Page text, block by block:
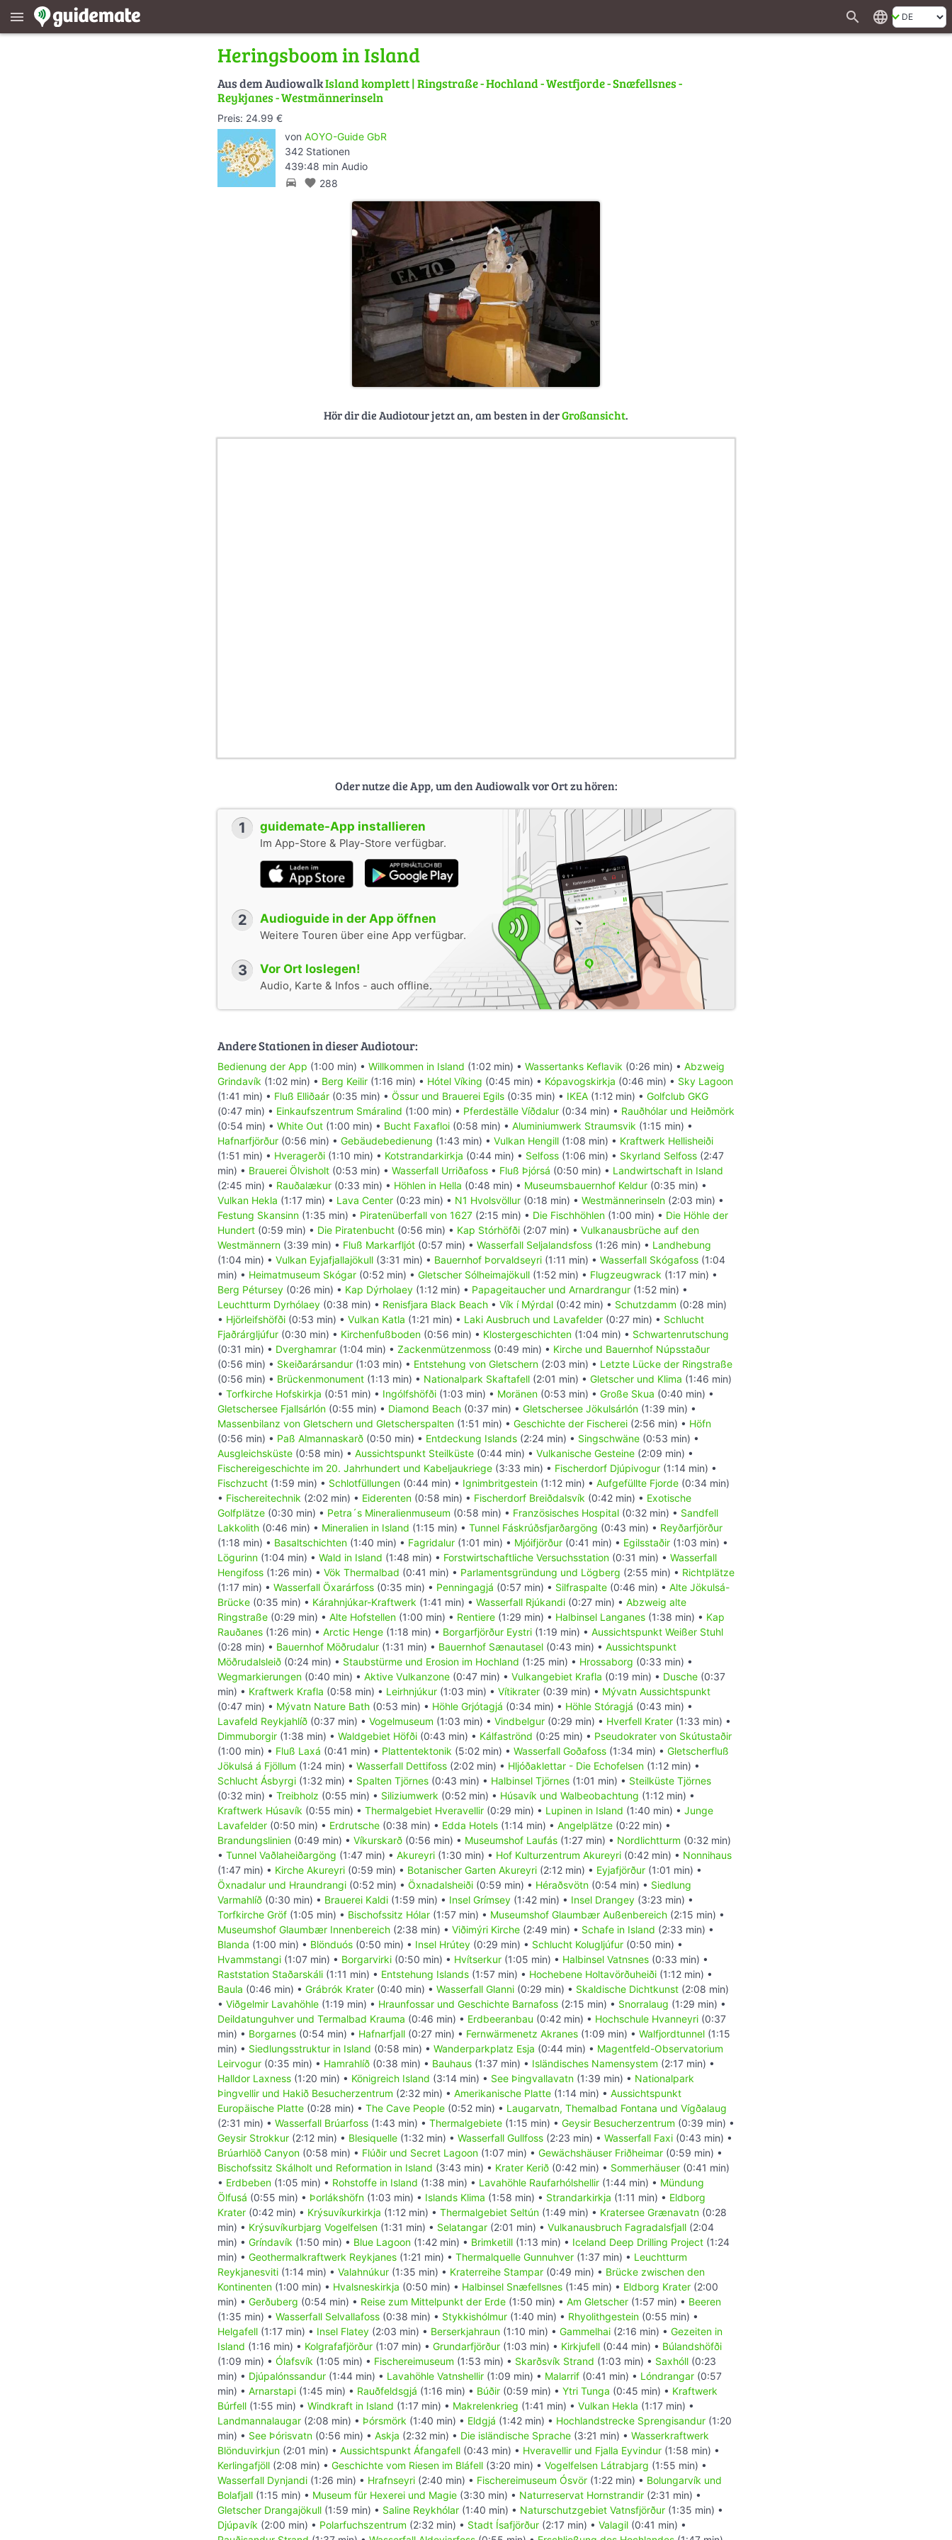
menu search language
Heringsboom in Island
Aus dem AudiowalkIsland komplett | Ringstraße - Hochland - Westfjorde - Snæfellsnes -
Reykjanes - Westmännerinseln
Preis: 24.99 €
von AOYO-Guide GbR
342 Stationen
439:48 min Audio
directions_car favorite 288
Hör dir die Audiotour jetzt an, am besten in derGroßansicht.
Oder nutze die App, um den Audiowalk vor Ort zu hören:
1 guidemate-App installieren
Im App-Store & Play-Store verfügbar.
2 Audioguide in der App öffnen
Weitere Touren über eine App verfügbar.
3 Vor Ort loslegen!
Audio, Karte & Infos - auch offline.
Andere Stationen in dieser Audiotour:
Bedienung der App (1:00 min) • Willkommen in Island (1:02 min) • Wassertanks Keflavik (0:26 min) • Abzweig
Grindavík (1:02 min) • Berg Keilir (1:16 min) • Hótel Víking (0:45 min) • Kópavogskirkja (0:46 min) • Sky Lagoon
(1:41 min) • Fluß Elliðaár (0:35 min) • Össur und Brauerei Egils (0:35 min) • IKEA (1:12 min) • Golfclub GKG
(0:47 min) • Einkaufszentrum Smáralind (1:00 min) • Pferdeställe Víðdalur (0:34 min) • Rauðhólar und Heiðmörk
(0:54 min) • White Out (1:00 min) • Bucht Faxafloi (0:58 min) • Aluminiumwerk Straumsvik (1:15 min) •
Hafnarfjörður (0:56 min) • Gebäudebedienung (1:43 min) • Vulkan Hengill (1:08 min) • Kraftwerk Hellisheiði
(1:51 min) • Hveragerði (1:10 min) • Kotstrandarkirkja (0:44 min) • Selfoss (1:06 min) • Skyrland Selfoss (2:47
min) • Brauerei Ölvisholt (0:53 min) • Wasserfall Urriðafoss • Fluß Þjórsá (0:50 min) • Landwirtschaft in Island
(2:45 min) • Rauðalækur (0:33 min) • Höhlen in Hella (0:48 min) • Museumsbauernhof Keldur (0:35 min) •
Vulkan Hekla (1:17 min) • Lava Center (0:23 min) • N1 Hvolsvöllur (0:18 min) • Westmännerinseln (2:03 min) •
Festung Skansinn (1:35 min) • Piratenüberfall von 1627 (2:15 min) • Die Fischhöhlen (1:00 min) • Die Höhle der
Hundert (0:59 min) • Die Piratenbucht (0:56 min) • Kap Stórhöfði (2:07 min) • Vulkanausbrüche auf den
Westmännern (3:39 min) • Fluß Markarfljót (0:57 min) • Wasserfall Seljalandsfoss (1:26 min) • Landhebung
(1:04 min) • Vulkan Eyjafjallajökull (3:31 min) • Bauernhof Þorvaldseyri (1:11 min) • Wasserfall Skógafoss (1:04
min) • Heimatmuseum Skógar (0:52 min) • Gletscher Sólheimajökull (1:52 min) • Flugzeugwrack (1:17 min) •
Berg Pétursey (0:26 min) • Kap Dýrholaey (1:12 min) • Papageitaucher und Arnardrangur (1:52 min) •
Leuchtturm Dyrhólaey (0:38 min) • Renisfjara Black Beach • Vík í Mýrdal (0:42 min) • Schutzdamm (0:28 min)
• Hjörleifshöfði (0:53 min) • Vulkan Katla (1:21 min) • Laki Ausbruch und Lavafelder (0:27 min) • Schlucht
Fjaðrárgljúfur (0:30 min) • Kirchenfußboden (0:56 min) • Klostergeschichten (1:04 min) • Schwartenrutschung
(0:31 min) • Dverghamrar (1:04 min) • Zackenmützenmoss (0:49 min) • Kirche und Bauernhof Núpsstaður
(0:56 min) • Skeiðarársandur (1:03 min) • Entstehung von Gletschern (2:03 min) • Letzte Lücke der Ringstraße
(0:56 min) • Brückenmonument (1:13 min) • Nationalpark Skaftafell (2:01 min) • Gletscher und Klima (1:46 min)
• Torfkirche Hofskirkja (0:51 min) • Ingólfshöfði (1:03 min) • Moränen (0:53 min) • Große Skua (0:40 min) •
Gletschersee Fjallsárlón (0:55 min) • Diamond Beach (0:37 min) • Gletschersee Jökulsárlón (1:39 min) •
Massenbilanz von Gletschern und Gletscherspalten (1:51 min) • Geschichte der Fischerei (2:56 min) • Höfn
(0:56 min) • Paß Almannaskarð (0:50 min) • Entdeckung Islands (2:24 min) • Singschwäne (0:53 min) •
Ausgleichsküste (0:58 min) • Aussichtspunkt Steilküste (0:44 min) • Vulkanische Gesteine (2:09 min) •
Fischereigeschichte im 20. Jahrhundert und Kabeljaukriege (3:33 min) • Fischerdorf Djúpivogur (1:14 min) •
Fischzucht (1:59 min) • Schlotfüllungen (0:44 min) • Ignimbritgestein (1:12 min) • Aufgefüllte Fjorde (0:34 min)
• Fischereitechnik (2:02 min) • Eiderenten (0:58 min) • Fischerdorf Breiðdalsvík (0:42 min) • Exotische
Golfplätze (0:30 min) • Petra´s Mineralienmuseum (0:58 min) • Französisches Hospital (0:32 min) • Sandfell
Lakkolith (0:46 min) • Mineralien in Island (1:15 min) • Tunnel Fáskrúðsfjarðargöng (0:43 min) • Reyðarfjörður
(1:18 min) • Basaltschichten (1:40 min) • Fagridalur (1:01 min) • Mjóifjörður (0:41 min) • Egilsstaðir (1:03 min) •
Lögurinn (1:04 min) • Wald in Island (1:48 min) • Forstwirtschaftliche Versuchsstation (0:31 min) • Wasserfall
Hengifoss (1:26 min) • Vök Thermalbad (0:41 min) • Parlamentsgründung und Lögberg (2:55 min) • Richtplätze
(1:17 min) • Wasserfall Öxarárfoss (0:35 min) • Penningagjá (0:57 min) • Silfraspalte (0:46 min) • Alte Jökulsá-
Brücke (0:35 min) • Kárahnjúkar-Kraftwerk (1:41 min) • Wasserfall Rjúkandi (0:27 min) • Abzweig alte
Ringstraße (0:29 min) • Alte Hofstellen (1:00 min) • Rentiere (1:29 min) • Halbinsel Langanes (1:38 min) • Kap
Rauðanes (1:26 min) • Arctic Henge (1:18 min) • Borgarfjörður Eystri (1:19 min) • Aussichtspunkt Weißer Stuhl
(0:28 min) • Bauernhof Möðrudalur (1:31 min) • Bauernhof Sænautasel (0:43 min) • Aussichtspunkt
Möðrudalsleið (0:24 min) • Staubstürme und Erosion im Hochland (1:25 min) • Hrossaborg (0:33 min) •
Wegmarkierungen (0:40 min) • Aktive Vulkanzone (0:47 min) • Vulkangebiet Krafla (0:19 min) • Dusche (0:37
min) • Kraftwerk Krafla (0:58 min) • Leirhnjúkur (1:03 min) • Vítikrater (0:39 min) • Mývatn Aussichtspunkt
(0:47 min) • Mývatn Nature Bath (0:53 min) • Höhle Grjótagjá (0:34 min) • Höhle Stóragjá (0:43 min) •
Lavafeld Reykjahlíð (0:37 min) • Vogelmuseum (1:03 min) • Vindbelgur (0:29 min) • Hverfell Krater (1:33 min) •
Dimmuborgir (1:38 min) • Waldgebiet Höfði (0:43 min) • Kálfaströnd (0:25 min) • Pseudokrater von Skútustaðir
(1:00 min) • Fluß Laxá (0:41 min) • Plattentektonik (5:02 min) • Wasserfall Goðafoss (1:34 min) • Gletscherfluß
Jökulsá á Fjöllum (1:24 min) • Wasserfall Dettifoss (2:02 min) • Hljóðaklettar - Die Echofelsen (1:12 min) •
Schlucht Ásbyrgi (1:32 min) • Spalten Tjörnes (0:43 min) • Halbinsel Tjörnes (1:01 min) • Steilküste Tjörnes
(0:32 min) • Treibholz (0:55 min) • Siliziumwerk (0:52 min) • Húsavík und Walbeobachtung (1:12 min) •
Kraftwerk Húsavík (0:55 min) • Thermalgebiet Hveravellir (0:29 min) • Lupinen in Island (1:40 min) • Junge
Lavafelder (0:50 min) • Erdrutsche (0:38 min) • Edda Hotels (1:14 min) • Angelplätze (0:22 min) •
Brandungslinien (0:49 min) • Víkurskarð (0:56 min) • Museumshof Laufás (1:27 min) • Nordlichtturm (0:32 min)
• Tunnel Vaðlaheiðargöng (1:47 min) • Akureyri (1:30 min) • Hof Kulturzentrum Akureyri (0:42 min) • Nonnihaus
(1:47 min) • Kirche Akureyri (0:59 min) • Botanischer Garten Akureyri (2:12 min) • Eyjafjörður (1:01 min) •
Öxnadalur und Hraundrangi (0:52 min) • Öxnadalsheiði (0:59 min) • Héraðsvötn (0:54 min) • Siedlung
Varmahlíð (0:30 min) • Brauerei Kaldi (1:59 min) • Insel Grímsey (1:42 min) • Insel Drangey (3:23 min) •
Torfkirche Gröf (1:05 min) • Bischofssitz Hólar (1:57 min) • Museumshof Glaumbær Außenbereich (2:15 min) •
Museumshof Glaumbær Innenbereich (2:38 min) • Viðimýri Kirche (2:49 min) • Schafe in Island (2:33 min) •
Blanda (1:00 min) • Blönduós (0:50 min) • Insel Hrútey (0:29 min) • Schlucht Kolugljúfur (0:50 min) •
Hvammstangi (1:07 min) • Borgarvirki (0:50 min) • Hvítserkur (1:05 min) • Halbinsel Vatnsnes (0:33 min) •
Raststation Staðarskáli (1:11 min) • Entstehung Islands (1:57 min) • Hochebene Holtavörðuheiði (1:12 min) •
Baula (0:46 min) • Grábrók Krater (0:40 min) • Wasserfall Glanni (0:29 min) • Skaldische Dichtkunst (2:08 min)
• Viðgelmir Lavahöhle (1:19 min) • Hraunfossar und Geschichte Barnafoss (2:15 min) • Snorralaug (1:29 min) •
Deildatunguhver und Termalbad Krauma (0:46 min) • Erdbeeranbau (0:42 min) • Hochschule Hvanneyri (0:37
min) • Borgarnes (0:54 min) • Hafnarfjall (0:27 min) • Fernwärmenetz Akranes (1:09 min) • Walfjordtunnel (1:15
min) • Siedlungsstruktur in Island (0:58 min) • Wanderparkplatz Esja (0:44 min) • Magentfeld-Observatorium
Leirvogur (0:35 min) • Hamrahlíð (0:38 min) • Bauhaus (1:37 min) • Isländisches Namensystem (2:17 min) •
Halldor Laxness (1:20 min) • Königreich Island (3:14 min) • See Þingvallavatn (1:39 min) • Nationalpark
Þingvellir und Hakið Besucherzentrum (2:32 min) • Amerikanische Platte (1:14 min) • Aussichtspunkt
Europäische Platte (0:28 min) • The Cave People (0:52 min) • Laugarvatn, Themalbad Fontana und Vígðalaug
(2:31 min) • Wasserfall Brúarfoss (1:43 min) • Thermalgebiete (1:15 min) • Geysir Besucherzentrum (0:39 min) •
Geysir Strokkur (2:12 min) • Blesiquelle (1:32 min) • Wasserfall Gullfoss (2:23 min) • Wasserfall Faxi (0:43 min) •
Brúarhlöð Canyon (0:58 min) • Flúðir und Secret Lagoon (1:07 min) • Gewächshäuser Friðheimar (0:59 min) •
Bischofssitz Skálholt und Reformation in Island (3:43 min) • Krater Kerið (0:42 min) • Sommerhäuser (0:41 min)
• Erdbeben (1:05 min) • Rohstoffe in Island (1:38 min) • Lavahöhle Raufarhólshellir (1:44 min) • Mündung
Ölfusá (0:55 min) • Þorlákshöfn (1:03 min) • Islands Klima (1:58 min) • Strandarkirkja (1:11 min) • Eldborg
Krater (0:42 min) • Krýsuvíkurkirkja (1:12 min) • Thermalgebiet Seltún (1:49 min) • Kratersee Grænavatn (0:28
min) • Krýsuvíkurbjarg Vogelfelsen (1:31 min) • Selatangar (2:01 min) • Vulkanausbruch Fagradalsfjall (2:04
min) • Gríndavík (1:50 min) • Blue Lagoon (1:42 min) • Brimketill (1:13 min) • Iceland Deep Drilling Project (1:24
min) • Geothermalkraftwerk Reykjanes (1:21 min) • Thermalquelle Gunnuhver (1:37 min) • Leuchtturm
Reykjanesviti (1:14 min) • Valahnúkur (1:35 min) • Kraterreihe Stampar (0:49 min) • Brücke zwischen den
Kontinenten (1:00 min) • Hvalsneskirkja (0:50 min) • Halbinsel Snæfellsnes (1:45 min) • Eldborg Krater (2:00
min) • Gerðuberg (0:54 min) • Reise zum Mittelpunkt der Erde (1:50 min) • Am Gletscher (1:57 min) • Beeren
(1:35 min) • Wasserfall Selvallafoss (0:38 min) • Stykkishólmur (1:40 min) • Rhyolithgestein (0:55 min) •
Helgafell (1:17 min) • Insel Flatey (2:03 min) • Berserkjahraun (1:10 min) • Gammelhai (2:16 min) • Gezeiten in
Island (1:16 min) • Kolgrafafjörður (1:07 min) • Grundarfjörður (1:03 min) • Kirkjufell (0:44 min) • Búlandshöfði
(1:09 min) • Ólafsvík (1:05 min) • Fischereimuseum (1:53 min) • Skarðsvík Strand (1:03 min) • Saxhóll (0:23
min) • Djúpalónssandur (1:44 min) • Lavahöhle Vatnshellir (1:09 min) • Malarrif (0:41 min) • Lóndrangar (0:57
min) • Arnarstapi (1:45 min) • Rauðfeldsgjá (1:16 min) • Búðir (0:59 min) • Ytri Tunga (0:45 min) • Kraftwerk
Búrfell (1:55 min) • Windkraft in Island (1:17 min) • Makrelenkrieg (1:41 min) • Vulkan Hekla (1:17 min) •
Landmannalaugar (2:08 min) • Þórsmörk (1:40 min) • Eldgjá (1:42 min) • Hochlandstrecke Sprengisandur (1:20
min) • See Þórisvatn (0:56 min) • Askja (2:32 min) • Die isländische Sprache (3:21 min) • Wasserkraftwerk
Blönduvirkjun (2:01 min) • Aussichtspunkt Áfangafell (0:43 min) • Hveravellir und Fjalla Eyvindur (1:58 min) •
Kerlingafjöll (2:08 min) • Geschichte vom Riesen im Bláfell (3:20 min) • Vogelfelsen Látrabjarg (1:55 min) •
Wasserfall Dynjandi (1:26 min) • Hrafnseyri (2:40 min) • Fischereimuseum Ósvör (1:22 min) • Bolungarvík und
Bolafjall (1:15 min) • Museum für Hexerei und Magie (3:30 min) • Naturreservat Hornstrandir (2:31 min) •
Gletscher Drangajökull (1:59 min) • Saline Reykhólar (1:40 min) • Naturschutzgebiet Vatnsfjörður (1:35 min) •
Djúpavík (2:00 min) • Polarfuchszentrum (2:32 min) • Stadt Ísafjörður (2:17 min) • Valagil (0:41 min) •